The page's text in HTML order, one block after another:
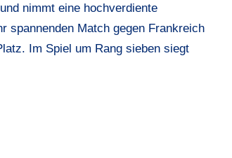
nimmt eine hochverdiente
spannenden Match gegen Frankreich
Im Spiel um Rang sieben siegt